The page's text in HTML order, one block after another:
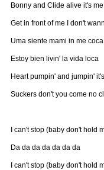
Bonny and Clide alive it's
Get in front of me I don't
Uma siente mami in me coca
Estoy bien livin' la vida loca
Heart pumpin' and jumpin'
Suckers don't you come no
I can't stop (baby don't hold
Da da da da da da da
I can't stop (baby don't hold